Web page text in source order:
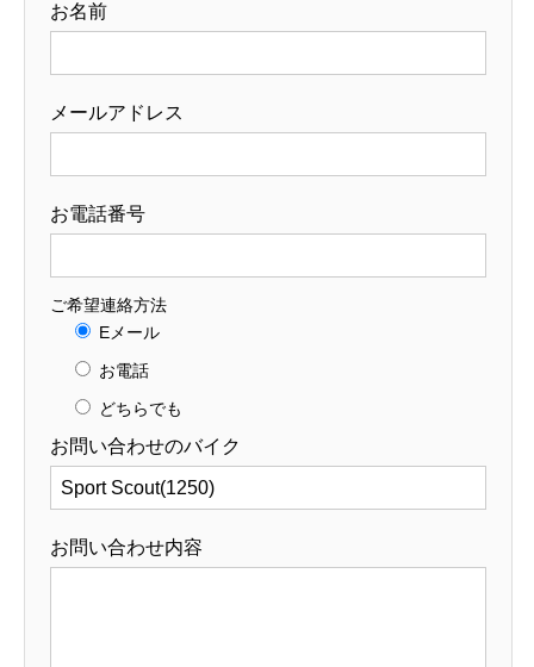
お名前
メールアドレス
お電話番号
ご希望連絡方法
Eメール
お電話
どちらでも
お問い合わせのバイク
お問い合わせ内容